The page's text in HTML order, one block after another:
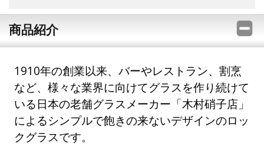
商品紹介
1910年の創業以来、バーやレストラン、割烹
など、様々な業界に向けてグラスを作り続けて
いる日本の老舗グラスメーカー「木村硝子店」
によるシンプルで飽きの来ないデザインのロッ
クグラスです。